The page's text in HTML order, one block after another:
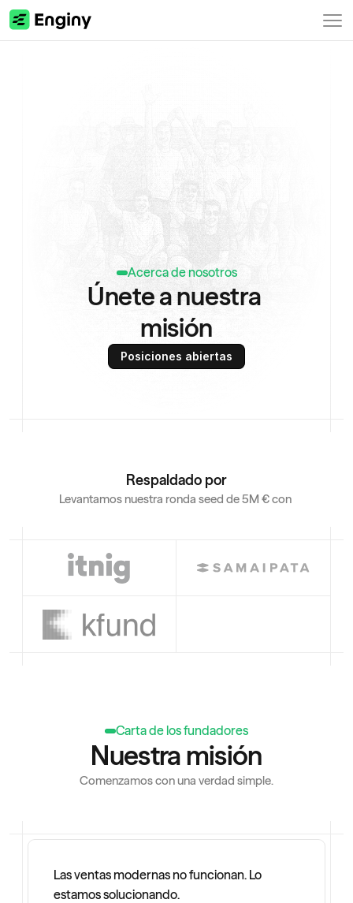
Acerca de nosotros
Únete a nuestra
misión
Posiciones abiertas
Respaldado por
Levantamos nuestra ronda seed de 5M € con
Carta de los fundadores
Nuestra misión
Comenzamos con una verdad simple.
Las ventas modernas no funcionan. Lo
estamos solucionando.